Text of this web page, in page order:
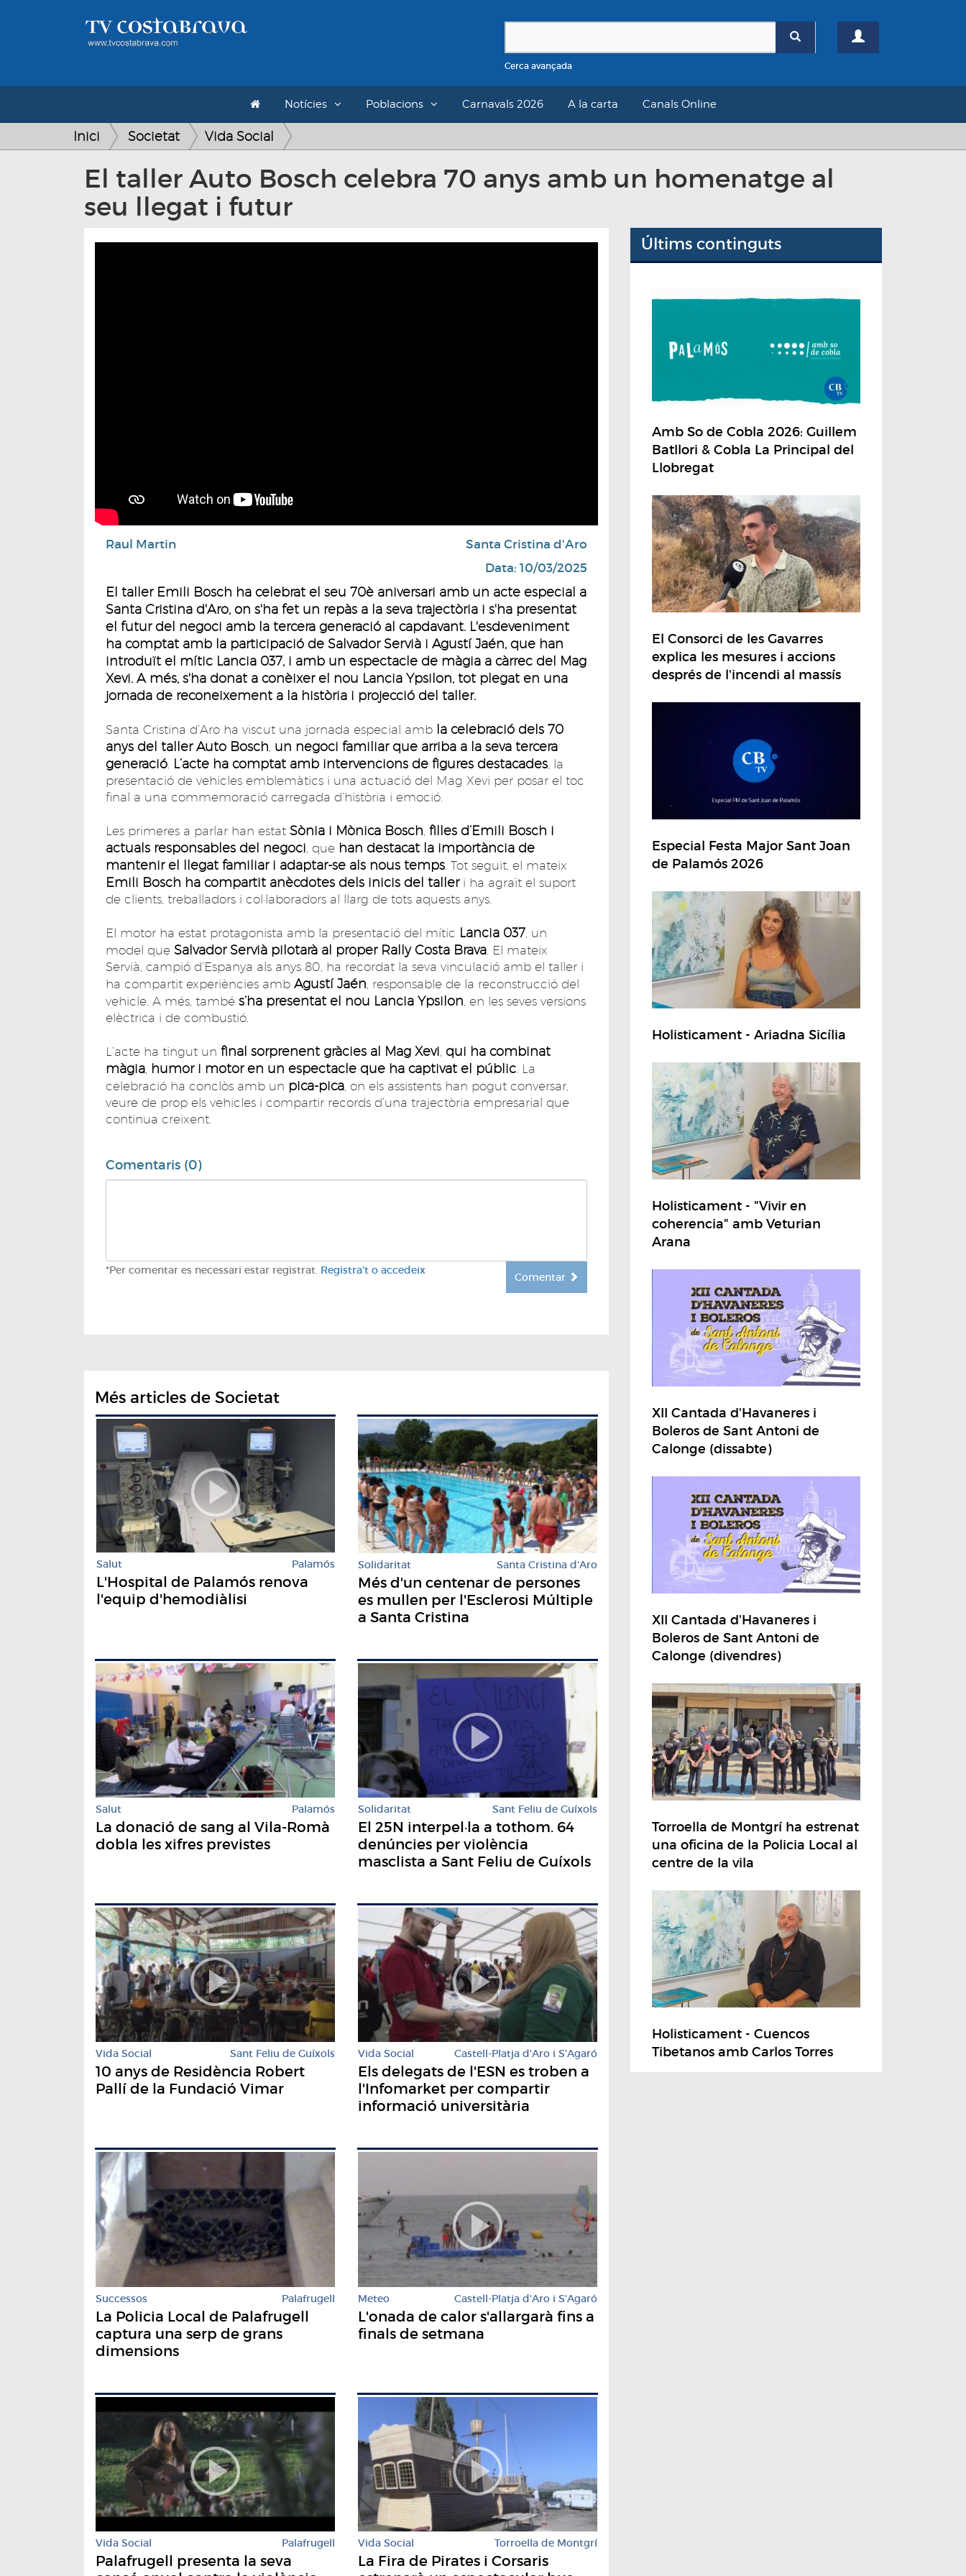
Cerca avançada
Notícies Poblacions Carnavals 2026 A la carta Canals Online
Inici Societat Vida Social
El taller Auto Bosch celebra 70 anys amb un homenatge al
seu llegat i futur
Raul Martin
Santa Cristina d'Aro
Data: 10/03/2025
El taller Emili Bosch ha celebrat el seu 70è aniversari amb un acte especial a
Santa Cristina d'Aro, on s'ha fet un repàs a la seva trajectòria i s'ha presentat
el futur del negoci amb la tercera generació al capdavant. L'esdeveniment
ha comptat amb la participació de Salvador Servià i Agustí Jaén, que han
introduït el mític Lancia 037, i amb un espectacle de màgia a càrrec del Mag
Xevi. A més, s'ha donat a conèixer el nou Lancia Ypsilon, tot plegat en una
jornada de reconeixement a la història i projecció del taller.
Santa Cristina d’Aro ha viscut una jornada especial amb la celebració dels 70
anys del taller Auto Bosch un negoci familiar que arriba a la seva tercera
generació L’acte ha comptat amb intervencions de figures destacades , la
presentació de vehicles emblemàtics i una actuació del Mag Xevi per posar el toc
final a una commemoració carregada d’història i emoció.
Les primeres a parlar han estat Sònia i Mònica Bosch filles d’Emili Bosch i
actuals responsables del negoci , que han destacat la importància de
mantenir el llegat familiar i adaptar-se als nous temps . Tot seguit, el mateix
Emili Bosch ha compartit anècdotes dels inicis del taller i ha agraït el suport
de clients, treballadors i col·laboradors al llarg de tots aquests anys.
El motor ha estat protagonista amb la presentació del mític Lancia 037 , un
model que Salvador Servià pilotarà al proper Rally Costa Brava . El mateix
Servià, campió d’Espanya als anys 80, ha recordat la seva vinculació amb el taller i
ha compartit experiències amb Agustí Jaén , responsable de la reconstrucció del
vehicle. A més, també s’ha presentat el nou Lancia Ypsilon , en les seves versions
elèctrica i de combustió.
L’acte ha tingut un final sorprenent gràcies al Mag Xevi qui ha combinat
màgia humor i motor en un espectacle que ha captivat el públic . La
celebració ha conclòs amb un pica-pica , on els assistents han pogut conversar,
veure de prop els vehicles i compartir records d’una trajectòria empresarial que
continua creixent.
Comentaris (0)
*Per comentar es necessari estar registrat. Registra't o accedeix
Comentar
Més articles de Societat
Salut Palamós
L'Hospital de Palamós renova
l'equip d'hemodiàlisi
Solidaritat Santa Cristina d'Aro
Més d'un centenar de persones
es mullen per l'Esclerosi Múltiple
a Santa Cristina
Salut Palamós
La donació de sang al Vila-Romà
dobla les xifres previstes
Solidaritat Sant Feliu de Guíxols
El 25N interpel·la a tothom. 64
denúncies per violència
masclista a Sant Feliu de Guíxols
Vida Social Sant Feliu de Guíxols
10 anys de Residència Robert
Pallí de la Fundació Vimar
Vida Social Castell-Platja d'Aro i S'Agaró
Els delegats de l'ESN es troben a
l'Infomarket per compartir
informació universitària
Successos Palafrugell
La Policia Local de Palafrugell
captura una serp de grans
dimensions
Meteo Castell-Platja d'Aro i S'Agaró
L'onada de calor s'allargarà fins a
finals de setmana
Vida Social Palafrugell
Palafrugell presenta la seva
Vida Social Torroella de Montgrí
La Fira de Pirates i Corsaris
Últims continguts
Amb So de Cobla 2026: Guillem
Batllori & Cobla La Principal del
Llobregat
El Consorci de les Gavarres
explica les mesures i accions
després de l'incendi al massís
Especial Festa Major Sant Joan
de Palamós 2026
Holisticament - Ariadna Sicília
Holisticament - "Vivir en
coherencia" amb Veturian
Arana
XII Cantada d'Havaneres i
Boleros de Sant Antoni de
Calonge (dissabte)
XII Cantada d'Havaneres i
Boleros de Sant Antoni de
Calonge (divendres)
Torroella de Montgrí ha estrenat
una oficina de la Policia Local al
centre de la vila
Holisticament - Cuencos
Tibetanos amb Carlos Torres